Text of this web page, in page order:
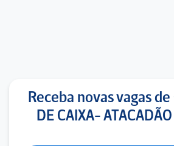
Receba novas vagas de
DE CAIXA-